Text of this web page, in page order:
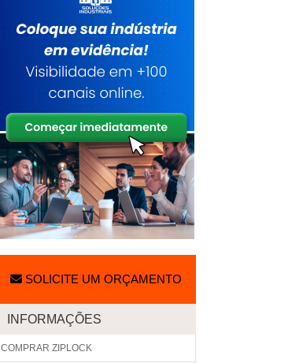
SOLICITE UM ORÇAMENTO
INFORMAÇÕES
COMPRAR ZIPLOCK